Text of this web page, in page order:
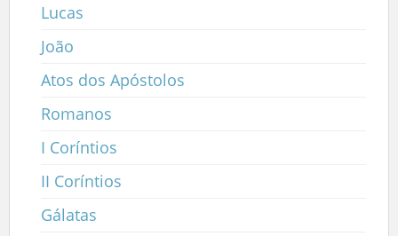
Lucas
João
Atos dos Apóstolos
Romanos
I Coríntios
II Coríntios
Gálatas